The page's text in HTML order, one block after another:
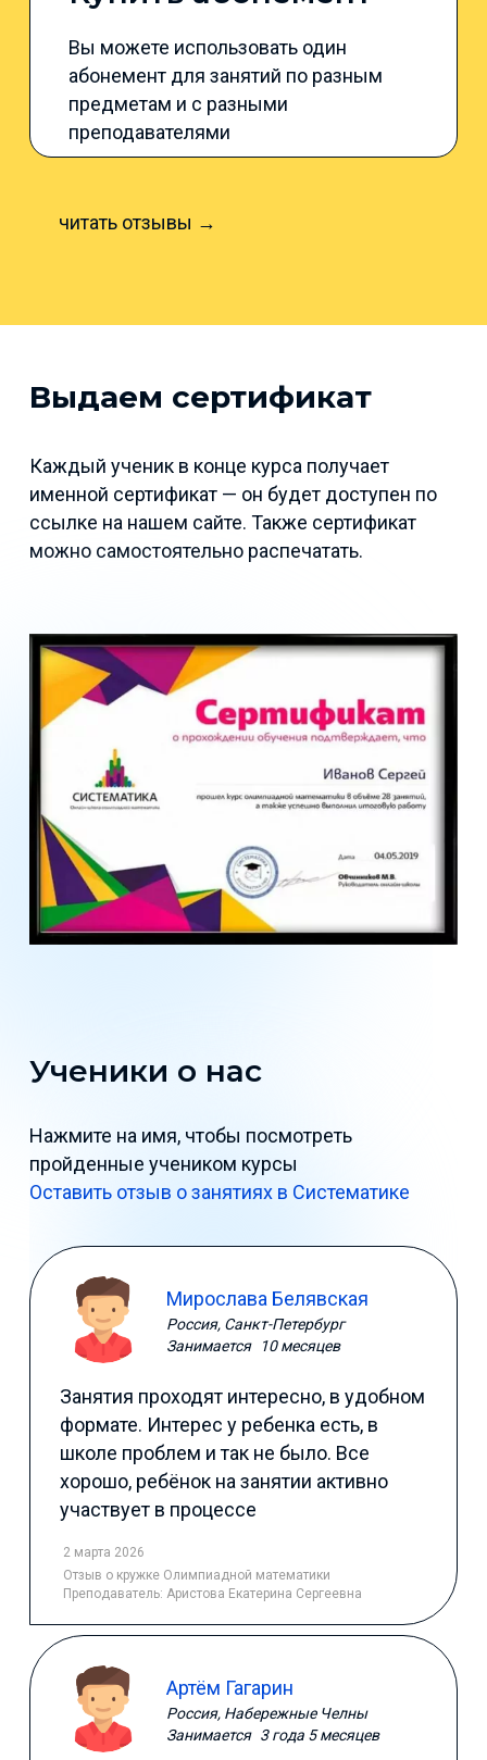
Вы можете использовать один
абонемент для занятий по разным
предметам и с разными
преподавателями
читать отзывы →
Выдаем сертификат
Каждый ученик в конце курса получает
именной сертификат — он будет доступен по
ссылке на нашем сайте. Также сертификат
можно самостоятельно распечатать.
Ученики о нас
Нажмите на имя, чтобы посмотреть
пройденные учеником курсы
Оставить отзыв о занятиях в Систематике
Мирослава Белявская
Россия, Санкт-Петербург
Занимается
10 месяцев
Занятия проходят интересно, в удобном
формате. Интерес у ребенка есть, в
школе проблем и так не было. Все
хорошо, ребёнок на занятии активно
участвует в процессе
2 марта 2026
Отзыв о кружке Олимпиадной математики
Преподаватель: Аристова Екатерина Сергеевна
Артём Гагарин
Россия, Набережные Челны
Занимается 3 года 5 месяцев